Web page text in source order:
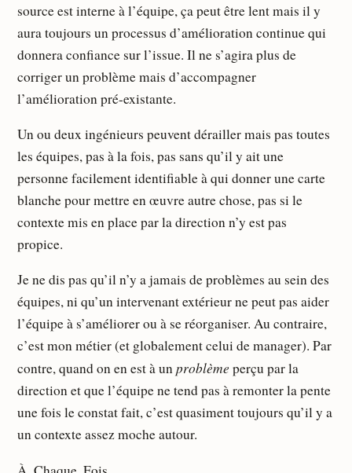
source est interne à l’équipe, ça peut être lent mais il y
aura toujours un processus d’amélioration continue qui
donnera confiance sur l’issue. Il ne s’agira plus de
corriger un problème mais d’accompagner
l’amélioration pré-existante.
Un ou deux ingénieurs peuvent dérailler mais pas toutes
les équipes, pas à la fois, pas sans qu’il y ait une
personne facilement identifiable à qui donner une carte
blanche pour mettre en œuvre autre chose, pas si le
contexte mis en place par la direction n’y est pas
propice.
Je ne dis pas qu’il n’y a jamais de problèmes au sein des
équipes, ni qu’un intervenant extérieur ne peut pas aider
l’équipe à s’améliorer ou à se réorganiser. Au contraire,
c’est mon métier (et globalement celui de manager). Par
contre, quand on en est à unproblème perçu par la
direction et que l’équipe ne tend pas à remonter la pente
une fois le constat fait, c’est quasiment toujours qu’il y a
un contexte assez moche autour.